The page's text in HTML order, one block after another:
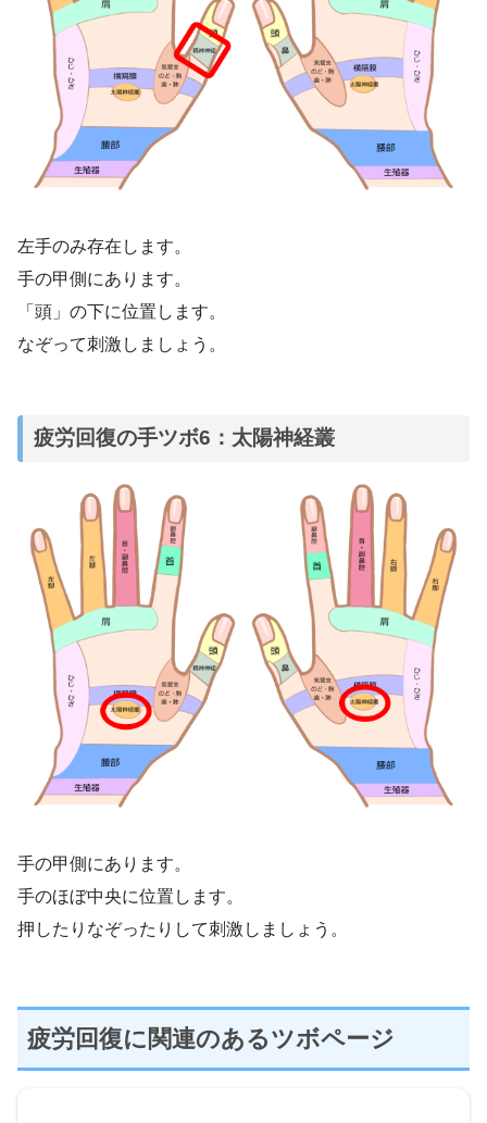
左手のみ存在します。
手の甲側にあります。
「頭」の下に位置します。
なぞって刺激しましょう。
疲労回復の手ツボ6：太陽神経叢
手の甲側にあります。
手のほぼ中央に位置します。
押したりなぞったりして刺激しましょう。
疲労回復に関連のあるツボページ